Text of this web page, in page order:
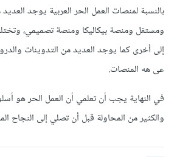
بالنسبة لمنصات العمل الحر العربية يوجد
ومستقل ومنصة بيكاليكا ومنصة تصميمي،
إلى أخرى كما يوجد العديد من التدوينات
عى هه المنصات.
في النهاية يجب أن تعلمي أن العمل الحر هو
والكثير من المحاولة قبل أن تصلي إلى النجاح